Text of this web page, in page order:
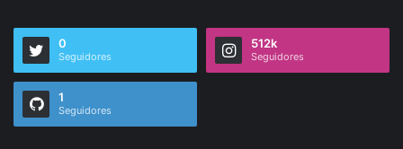
0
Seguidores
512k
Seguidores
1
Seguidores